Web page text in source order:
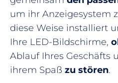
um ihr Anzeigesystem
diese Weise installiert
Ihre LED-Bildschirme,
Ablauf Ihres Geschäfts
ihrem Spaß zu stören.